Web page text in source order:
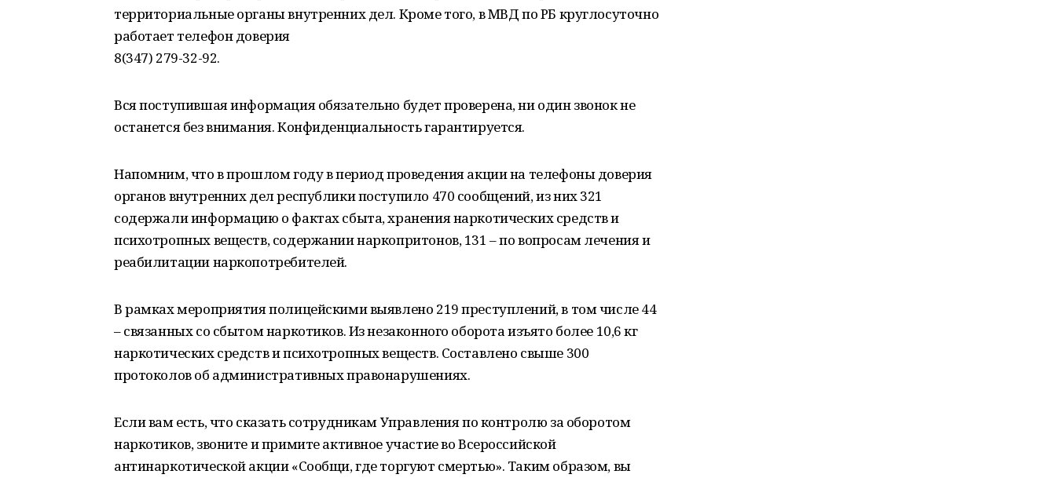
территориальные органы внутренних дел. Кроме того, в МВД по РБ круглосуточно
работает телефон доверия
8(347) 279-32-92.
Вся поступившая информация обязательно будет проверена, ни один звонок не
останется без внимания. Конфиденциальность гарантируется.
Напомним, что в прошлом году в период проведения акции на телефоны доверия
органов внутренних дел республики поступило 470 сообщений, из них 321
содержали информацию о фактах сбыта, хранения наркотических средств и
психотропных веществ, содержании наркопритонов, 131 – по вопросам лечения и
реабилитации наркопотребителей.
В рамках мероприятия полицейскими выявлено 219 преступлений, в том числе 44
– связанных со сбытом наркотиков. Из незаконного оборота изъято более 10,6 кг
наркотических средств и психотропных веществ. Составлено свыше 300
протоколов об административных правонарушениях.
Если вам есть, что сказать сотрудникам Управления по контролю за оборотом
наркотиков, звоните и примите активное участие во Всероссийской
антинаркотической акции «Сообщи, где торгуют смертью». Таким образом, вы